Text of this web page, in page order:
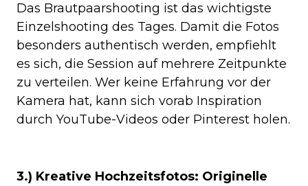
Das Brautpaarshooting ist das wichtigste
Einzelshooting des Tages. Damit die Fotos
besonders authentisch werden, empfiehlt
es sich, die Session auf mehrere Zeitpunkte
zu verteilen. Wer keine Erfahrung vor der
Kamera hat, kann sich vorab Inspiration
durch YouTube-Videos oder Pinterest holen.
3.) Kreative Hochzeitsfotos: Originelle